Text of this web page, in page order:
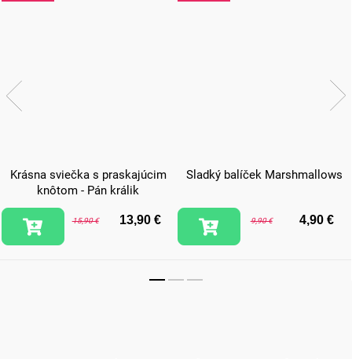
Krásna sviečka s praskajúcim
knôtom - Pán králik
15,90 € 13,90 €
Sladký balíček Marshmallows
9,90 € 4,90 €